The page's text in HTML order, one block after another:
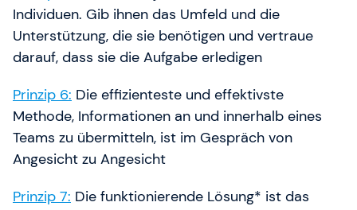
Individuen. Gib ihnen das Umfeld und die
Unterstützung, die sie benötigen und vertraue
darauf, dass sie die Aufgabe erledigen
Prinzip 6: Die effizienteste und effektivste
Methode, Informationen an und innerhalb eines
Teams zu übermitteln, ist im Gespräch von
Angesicht zu Angesicht
Prinzip 7: Die funktionierende Lösung* ist das